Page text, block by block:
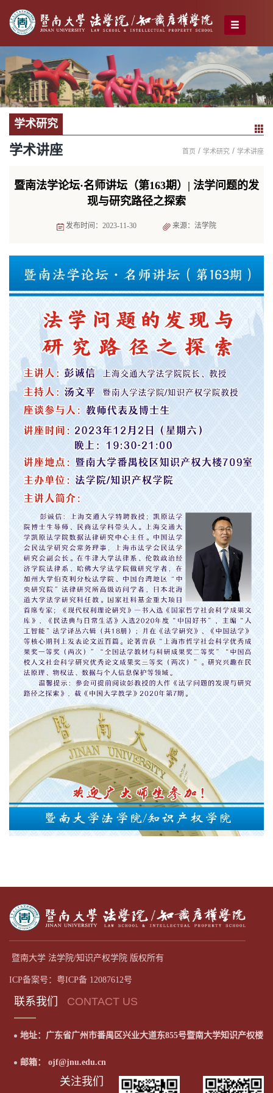
学术研究
学术讲座 首页 / 学术研究 / 学术讲座
暨南法学论坛·名师讲坛（第163期）| 法学问题的发
现与研究路径之探索
发布时间：2023-11-30 来源：法学院
暨南大学 法学院/知识产权学院 版权所有
ICP备案号：粤ICP备 12087612号
联系我们 CONTACT US
地址：广东省广州市番禺区兴业大道东855号暨南大学知识产权楼
邮箱： ojf@jnu.edu.cn
关注我们